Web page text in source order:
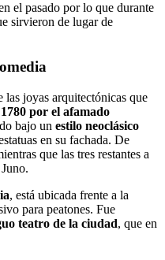
el pasado por lo que durante
sirvieron de lugar de
las joyas arquitectónicas que
por el afamado
bajo un estilo neoclásico
en su fachada. De
que las tres restantes a
, está ubicada frente a la
para peatones. Fue
teatro de la ciudad, que en